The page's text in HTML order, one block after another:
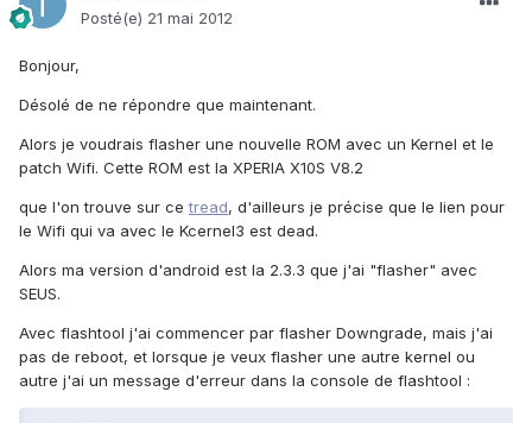
Posté(e) 21 mai 2012
Bonjour,
Désolé de ne répondre que maintenant.
Alors je voudrais flasher une nouvelle ROM avec un Kernel et le
patch Wifi. Cette ROM est la XPERIA X10S V8.2
que l'on trouve sur cetread, d'ailleurs je précise que le lien pour
le Wifi qui va avec le Kcernel3 est dead.
Alors ma version d'android est la 2.3.3 que j'ai "flasher" avec
SEUS.
Avec flashtool j'ai commencer par flasher Downgrade, mais j'ai
pas de reboot, et lorsque je veux flasher une autre kernel ou
autre j'ai un message d'erreur dans la console de flashtool :